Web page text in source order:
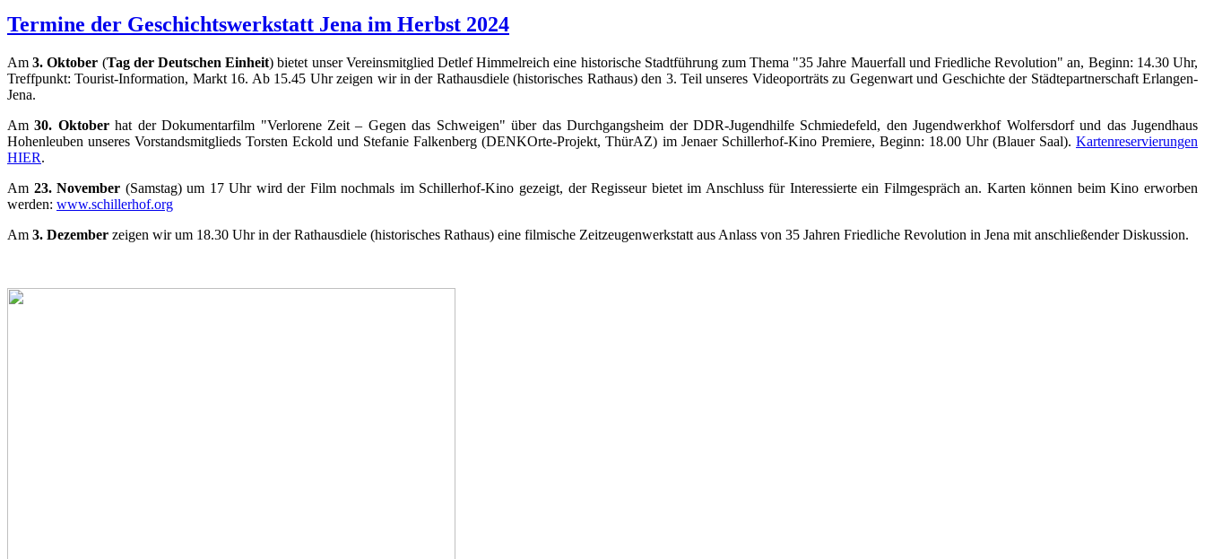
Termine der Geschichtswerkstatt Jena im Herbst 2024
Am 3. Oktober (Tag der Deutschen Einheit) bietet unser Vereinsmitglied Detlef Himmelreich eine historische Stadtführung zum Thema "35 Jahre Mauerfall und Friedliche Revolution" an, Beginn: 14.30 Uhr,
Treffpunkt: Tourist-Information, Markt 16. Ab 15.45 Uhr zeigen wir in der Rathausdiele (historisches Rathaus) den 3. Teil unseres Videoporträts zu Gegenwart und Geschichte der Städtepartnerschaft Erlangen-
Jena.
Am30. Oktoberhat der Dokumentarfilm "Verlorene Zeit– Gegen das Schweigen" über das Durchgangsheim der DDR-Jugendhilfe Schmiedefeld, den Jugendwerkhof Wolfersdorf und das Jugendhaus
Hohenleuben unseres Vorstandsmitglieds Torsten Eckold und Stefanie Falkenberg (DENKOrte-Projekt, ThürAZ) im Jenaer Schillerhof-Kino Premiere, Beginn: 18.00 Uhr (Blauer Saal). Kartenreservierungen
HIER.
Am 23. November (Samstag) um 17 Uhr wird der Film nochmals im Schillerhof-Kino gezeigt, der Regisseur bietet im Anschluss für Interessierte ein Filmgespräch an. Karten können beim Kino erworben
werden: www.schillerhof.org
Am 3. Dezember zeigen wir um 18.30 Uhr in der Rathausdiele (historisches Rathaus) eine filmische Zeitzeugenwerkstatt aus Anlass von 35 Jahren Friedliche Revolution in Jena mit anschließender Diskussion.